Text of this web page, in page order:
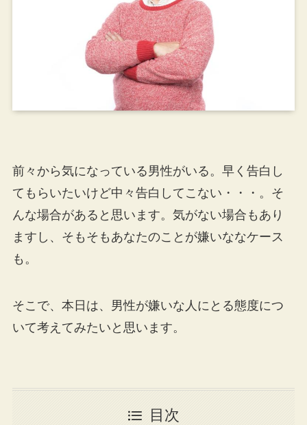
前々から気になっている男性がいる。早く告白し
てもらいたいけど中々告白してこない・・・。そ
んな場合があると思います。気がない場合もあり
ますし、そもそもあなたのことが嫌いななケース
も。
そこで、本日は、男性が嫌いな人にとる態度につ
いて考えてみたいと思います。
目次